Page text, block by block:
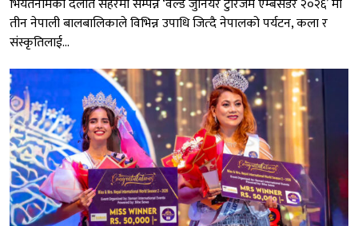
भियतनामको दलात सहरमा सम्पन्न ‘वर्ल्ड जुनियर टुरिजम एम्बेसडर २०२६’ मा
तीन नेपाली बालबालिकाले विभिन्न उपाधि जित्दै नेपालको पर्यटन, कला र
संस्कृतिलाई...